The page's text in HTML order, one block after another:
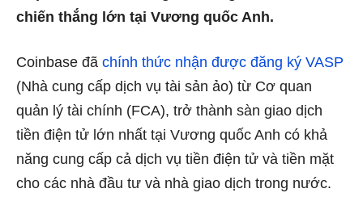
chiến thắng lớn tại Vương quốc Anh.
Coinbase đã chính thức nhận được đăng ký VASP
(Nhà cung cấp dịch vụ tài sản ảo) từ Cơ quan
quản lý tài chính (FCA), trở thành sàn giao dịch
tiền điện tử lớn nhất tại Vương quốc Anh có khả
năng cung cấp cả dịch vụ tiền điện tử và tiền mặt
cho các nhà đầu tư và nhà giao dịch trong nước.